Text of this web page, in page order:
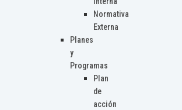
Normativa
Externa
Planes
y
Programas
Plan
de
acción